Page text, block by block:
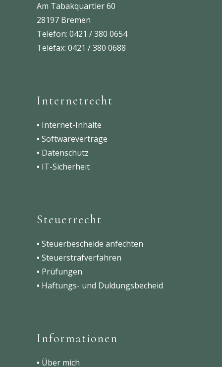
Am Tabakquartier 60
28197 Bremen
Telefon: 0421 / 380 0654
Telefax: 0421 / 380 0688
Internetrecht
• Internet-Inhalte
• Softwareverträge
• Datenschutz
• IT-Sicherheit
Steuerrecht
• Steuerbescheide anfechten
• Steuerstrafverfahren
• Prüfungen
• Haftungs- und Duldungsbecheid
Informationen
• Über mich